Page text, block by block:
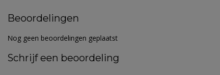
Beoordelingen
Nog geen beoordelingen geplaatst
Schrijf een beoordeling